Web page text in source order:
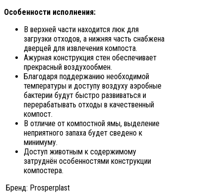
Особенности исполнения:
В верхней части находится люк для
загрузки отходов, а нижняя часть снабжена
дверцей для извлечения компоста.
Ажурная конструкция стен обеспечивает
прекрасный воздухообмен.
Благодаря поддержанию необходимой
температуры и доступу воздуху аэробные
бактерии будут быстро развиваться и
перерабатывать отходы в качественный
компост.
В отличие от компостной ямы, выделение
неприятного запаха будет сведено к
минимуму.
Доступ животным к содержимому
затруднён особенностями конструкции
компостера.
Бренд: Prosperplast